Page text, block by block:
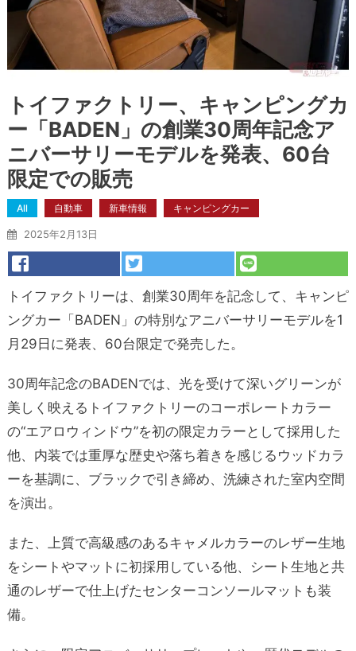
トイファクトリー、キャンピングカ
ー「BADEN」の創業30周年記念ア
ニバーサリーモデルを発表、60台
限定での販売
All 自動車 新車情報 キャンピングカー
2025年2月13日
トイファクトリーは、創業30周年を記念して、キャンピ
ングカー「BADEN」の特別なアニバーサリーモデルを1
月29日に発表、60台限定で発売した。
30周年記念のBADENでは、光を受けて深いグリーンが
美しく映えるトイファクトリーのコーポレートカラー
の“エアロウィンドウ”を初の限定カラーとして採用した
他、内装では重厚な歴史や落ち着きを感じるウッドカラ
ーを基調に、ブラックで引き締め、洗練された室内空間
を演出。
また、上質で高級感のあるキャメルカラーのレザー生地
をシートやマットに初採用している他、シート生地と共
通のレザーで仕上げたセンターコンソールマットも装
備。